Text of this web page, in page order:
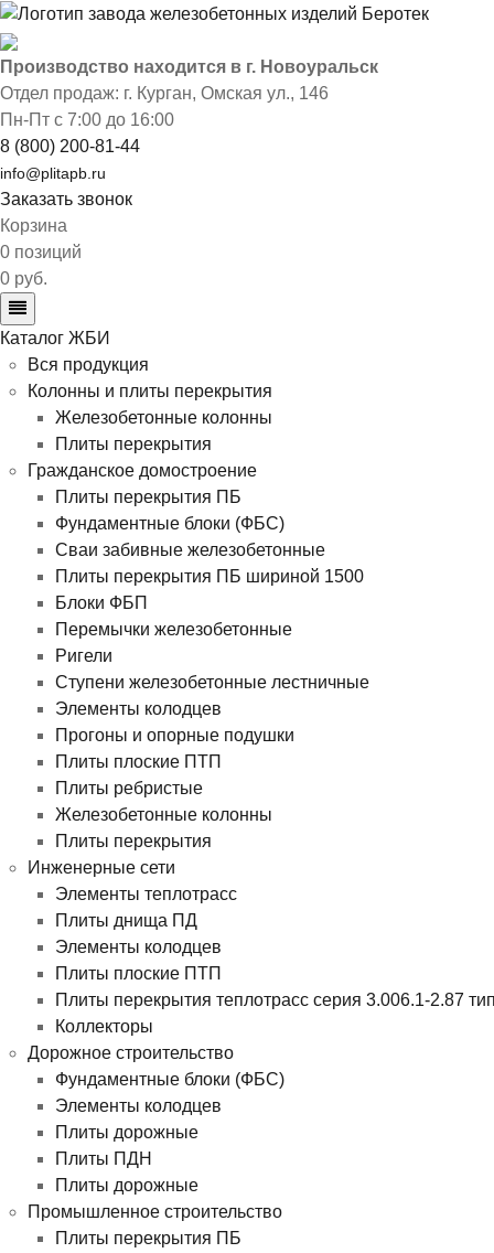
Производство находится в г. Новоуральск
Отдел продаж: г. Курган, Омская ул., 146
Пн-Пт с 7:00 до 16:00
8 (800) 200-81-44
info@plitapb.ru
Заказать звонок
Корзина
0 позиций
0 руб.
Каталог ЖБИ
Вся продукция
Колонны и плиты перекрытия
Железобетонные колонны
Плиты перекрытия
Гражданское домостроение
Плиты перекрытия ПБ
Фундаментные блоки (ФБС)
Сваи забивные железобетонные
Плиты перекрытия ПБ шириной 1500
Блоки ФБП
Перемычки железобетонные
Ригели
Ступени железобетонные лестничные
Элементы колодцев
Прогоны и опорные подушки
Плиты плоские ПТП
Плиты ребристые
Железобетонные колонны
Плиты перекрытия
Инженерные сети
Элементы теплотрасс
Плиты днища ПД
Элементы колодцев
Плиты плоские ПТП
Плиты перекрытия теплотрасс серия 3.006.1-2.87
Коллекторы
Дорожное строительство
Фундаментные блоки (ФБС)
Элементы колодцев
Плиты дорожные
Плиты ПДН
Плиты дорожные
Промышленное строительство
Плиты перекрытия ПБ